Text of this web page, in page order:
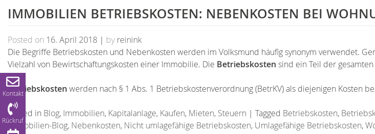
Kontakt
Rückruf
IMMOBILIEN BETRIEBSKOSTEN: NEBENKOSTEN BEI
Posted on 16. April 2018 | by reinink
Die Begriffe Betriebskosten und Nebenkosten werden im Volksmund häufig synonym verwendet.
Vielzahl von Bewirtschaftungskosten einer Immobilie. Die Betriebskosten sind ein Teil der
Betriebskosten werden nach § 1 Abs. 1 Betriebskostenverordnung (BetrKV) als diejenigen Kosten
Posted in Blog, Immobilien, Kapitalanlage, Kaufen, Mieten, Steuern | Tagged Betriebskosten,
Immobilien-Blog, Nebenkosten, Nicht umlagefähige Betriebskosten, Umlagefähige Betriebskosten,